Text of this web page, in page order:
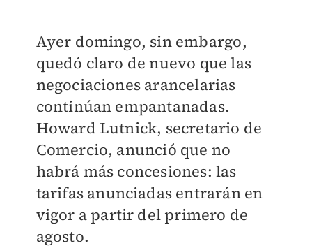
Ayer domingo, sin embargo,
quedó claro de nuevo que las
negociaciones arancelarias
continúan empantanadas.
Howard Lutnick, secretario de
Comercio, anunció que no
habrá más concesiones: las
tarifas anunciadas entrarán en
vigor a partir del primero de
agosto.